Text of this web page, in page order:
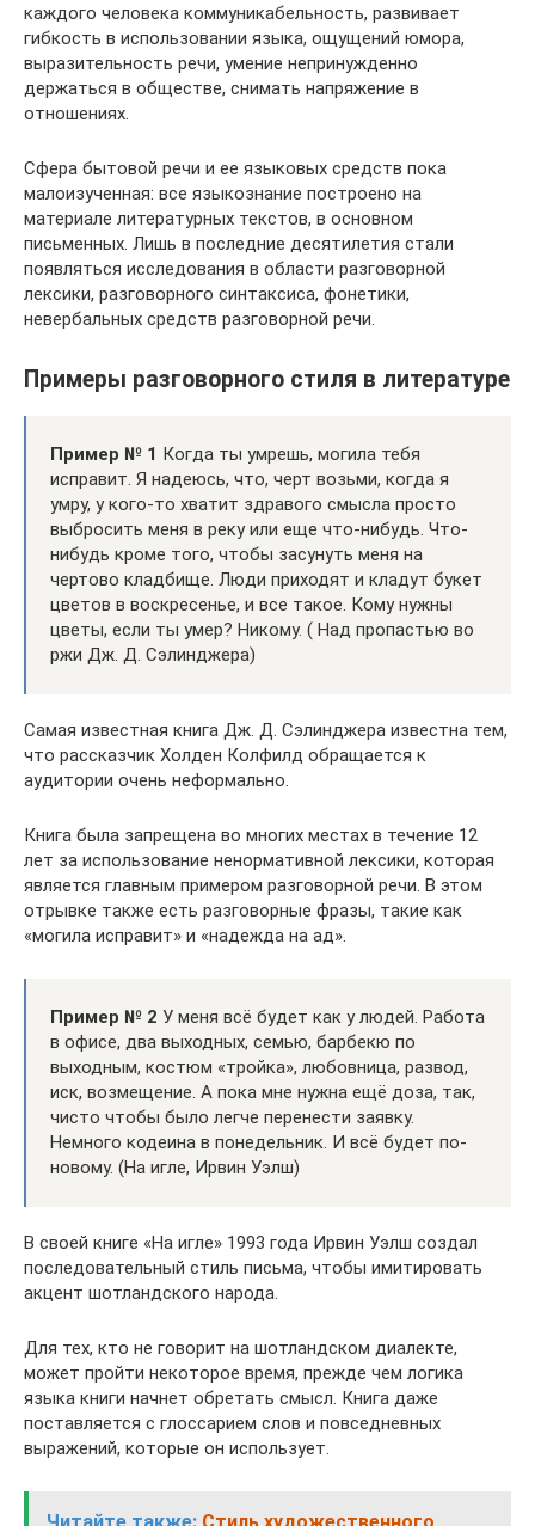
каждого человека коммуникабельность, развивает
гибкость в использовании языка, ощущений юмора,
выразительность речи, умение непринужденно
держаться в обществе, снимать напряжение в
отношениях.
Сфера бытовой речи и ее языковых средств пока
малоизученная: все языкознание построено на
материале литературных текстов, в основном
письменных. Лишь в последние десятилетия стали
появляться исследования в области разговорной
лексики, разговорного синтаксиса, фонетики,
невербальных средств разговорной речи.
Примеры разговорного стиля в литературе
Пример № 1 Когда ты умрешь, могила тебя
исправит. Я надеюсь, что, черт возьми, когда я
умру, у кого-то хватит здравого смысла просто
выбросить меня в реку или еще что-нибудь. Что-
нибудь кроме того, чтобы засунуть меня на
чертово кладбище. Люди приходят и кладут букет
цветов в воскресенье, и все такое. Кому нужны
цветы, если ты умер? Никому. ( Над пропастью во
ржи Дж. Д. Сэлинджера)
Самая известная книга Дж. Д. Сэлинджера известна тем,
что рассказчик Холден Колфилд обращается к
аудитории очень неформально.
Книга была запрещена во многих местах в течение 12
лет за использование ненормативной лексики, которая
является главным примером разговорной речи. В этом
отрывке также есть разговорные фразы, такие как
«могила исправит» и «надежда на ад».
Пример № 2 У меня всё будет как у людей. Работа
в офисе, два выходных, семью, барбекю по
выходным, костюм «тройка», любовница, развод,
иск, возмещение. А пока мне нужна ещё доза, так,
чисто чтобы было легче перенести заявку.
Немного кодеина в понедельник. И всё будет по-
новому. (На игле, Ирвин Уэлш)
В своей книге «На игле» 1993 года Ирвин Уэлш создал
последовательный стиль письма, чтобы имитировать
акцент шотландского народа.
Для тех, кто не говорит на шотландском диалекте,
может пройти некоторое время, прежде чем логика
языка книги начнет обретать смысл. Книга даже
поставляется с глоссарием слов и повседневных
выражений, которые он использует.